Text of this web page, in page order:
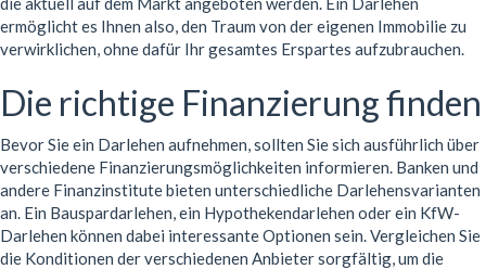
ermöglicht es Ihnen also, den Traum von der eigenen Immobilie zu
verwirklichen, ohne dafür Ihr gesamtes Erspartes aufzubrauchen.
Die richtige Finanzierung finden
Bevor Sie ein Darlehen aufnehmen, sollten Sie sich ausführlich über
verschiedene Finanzierungsmöglichkeiten informieren. Banken und
andere Finanzinstitute bieten unterschiedliche Darlehensvarianten
an. Ein Bauspardarlehen, ein Hypothekendarlehen oder ein KfW-
Darlehen können dabei interessante Optionen sein. Vergleichen Sie
die Konditionen der verschiedenen Anbieter sorgfältig, um die